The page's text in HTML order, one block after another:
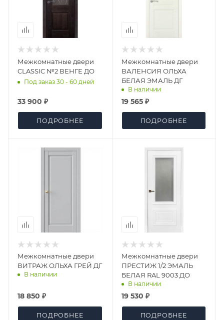
Межкомнатные двери
CLASSIC №2 ВЕНГЕ ДО
Под заказ 30 - 60 дней
33 900 ₽
ПОДРОБНЕЕ
Межкомнатные двери
ВАЛЕНСИЯ ОЛЬХА
БЕЛАЯ ЭМАЛЬ ДГ
В наличии
19 565 ₽
ПОДРОБНЕЕ
Межкомнатные двери
ВИТРАЖ ОЛЬХА ГРЕЙ ДГ
В наличии
18 850 ₽
ПОДРОБНЕЕ
Межкомнатные двери
ПРЕСТИЖ 1/2 ЭМАЛЬ
БЕЛАЯ RAL 9003 ДО
В наличии
19 530 ₽
ПОДРОБНЕЕ